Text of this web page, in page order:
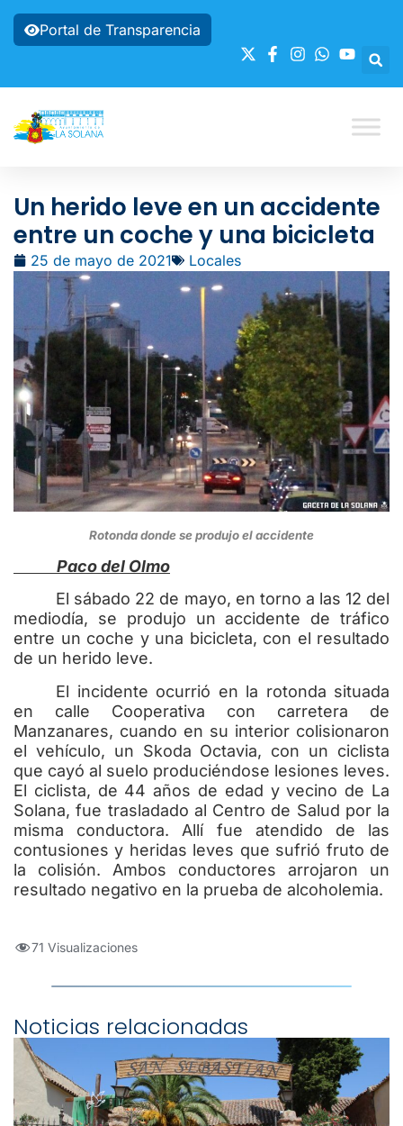
Portal de Transparencia
Un herido leve en un accidente
entre un coche y una bicicleta
25 de mayo de 2021 Locales
Rotonda donde se produjo el accidente
Paco del Olmo
El sábado 22 de mayo, en torno a las 12 del
mediodía, se produjo un accidente de tráfico
entre un coche y una bicicleta, con el resultado
de un herido leve.
El incidente ocurrió en la rotonda situada
en calle Cooperativa con carretera de
Manzanares, cuando en su interior colisionaron
el vehículo, un Skoda Octavia, con un ciclista
que cayó al suelo produciéndose lesiones leves.
El ciclista, de 44 años de edad y vecino de La
Solana, fue trasladado al Centro de Salud por la
misma conductora. Allí fue atendido de las
contusiones y heridas leves que sufrió fruto de
la colisión. Ambos conductores arrojaron un
resultado negativo en la prueba de alcoholemia.
71 Visualizaciones
Noticias relacionadas